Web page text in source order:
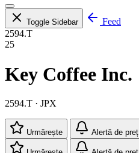
Toggle Sidebar
Feed
2594.T
25
Key Coffee Inc.
2594.T · JPX
Urmărește Alertă de preț